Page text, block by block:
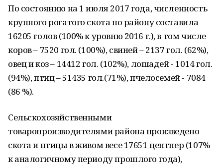
По состоянию на 1 июля 2017 года, численность
крупного рогатого скота по району составила
16205 голов (100% к уровню 2016 г.), в том числе
коров – 7520 гол. (100%), свиней – 2137 гол. (62%),
овец и коз – 14412 гол. (102%), лошадей - 1014 гол.
(94%), птиц – 51435 гол.(71%), пчелосемей - 7084
(86 %).
Сельскохозяйственными
товаропроизводителями района произведено
скота и птицы в живом весе 17651 центнер (107%
к аналогичному периоду прошлого года),